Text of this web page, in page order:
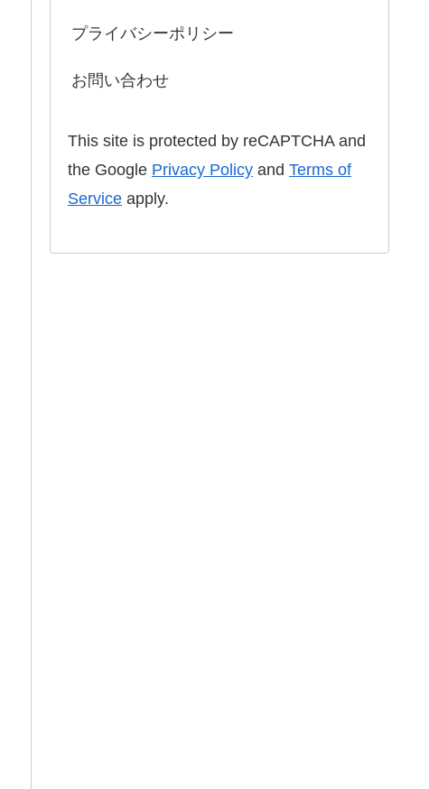
プライバシーポリシー
お問い合わせ
This site is protected by reCAPTCHA and
the Google Privacy Policy and Terms of
Service apply.